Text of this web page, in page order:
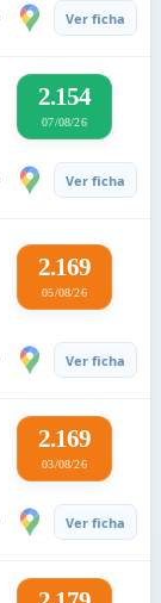
Ver ficha
2.154
07/08/26
Ver ficha
2.169
05/08/26
Ver ficha
2.169
03/08/26
Ver ficha